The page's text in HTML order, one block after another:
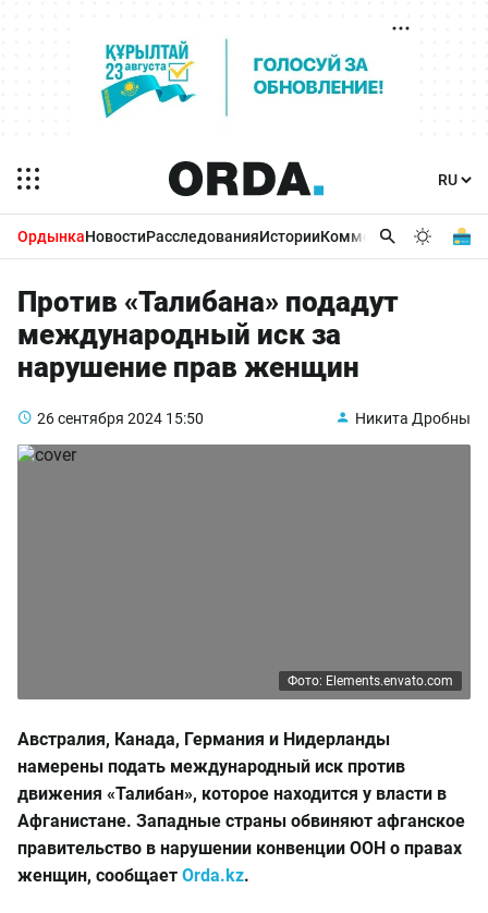
ОрдынкаНовостиРасследованияИсторииКомментарииБизнес
Против «Талибана» подадут
международный иск за
нарушение прав женщин
26 сентября 2024 15:50 Никита Дробны
Фото: Elements.envato.com
Австралия, Канада, Германия и Нидерланды
намерены подать международный иск против
движения «Талибан», которое находится у власти в
Афганистане. Западные страны обвиняют афганское
правительство в нарушении конвенции ООН о правах
женщин, сообщает Orda.kz.